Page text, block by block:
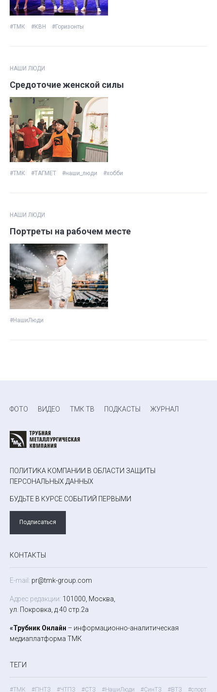
#ТМК #КВН #Горизонты
НАШИ ЛЮДИ
Средоточие женской силы
#ТМК #ТАГМЕТ #наши_люди #хобби
НАШИ ЛЮДИ
Портреты на рабочем месте
#НашиЛюди
ФОТО ВИДЕО ТМК ТВ ПОДКАСТЫ ЖУРНАЛ
ПОЛИТИКА КОМПАНИИ В ОБЛАСТИ ЗАЩИТЫ
ПЕРСОНАЛЬНЫХ ДАННЫХ
БУДЬТЕ В КУРСЕ СОБЫТИЙ ПЕРВЫМИ
Подписаться
КОНТАКТЫ
E-mail: pr@tmk-group.com
Адрес редакции: 101000, Москва,
ул. Покровка, д.40 стр.2а
«Трубник Онлайн – информационно-аналитическая
медиаплатформа ТМК
ТЕГИ
#ТМК #ПНТЗ #ЧТПЗ #СТЗ #НашиЛюди #СинТЗ #ВТЗ #спорт